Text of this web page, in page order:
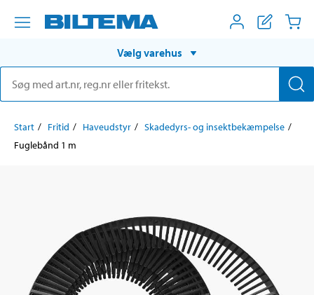
Vælg varehus
Start Fritid Haveudstyr
Skadedyrs- og insektbekæmpelse
Fuglebånd 1 m